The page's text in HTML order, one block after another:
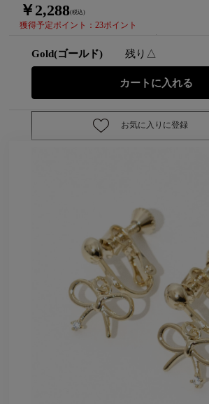
￥2,288(税込)
獲得予定ポイント：23ポイント
Gold(ゴールド) 残り△
お気に入りに登録